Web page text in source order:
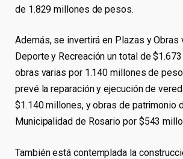
de 1.829 millones de pesos.
Además, se invertirá en Plazas y Obras
Deporte y Recreación un total de
obras varias por 1.140 millones de
prevé la reparación y ejecución de
$1.140 millones, y obras de patrimonio
Municipalidad de Rosario por $543
También está contemplada la